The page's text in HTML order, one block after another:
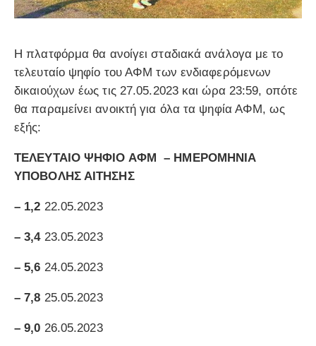
Η πλατφόρμα θα ανοίγει σταδιακά ανάλογα με το
τελευταίο ψηφίο του ΑΦΜ των ενδιαφερόμενων
δικαιούχων έως τις 27.05.2023 και ώρα 23:59, οπότε
θα παραμείνει ανοικτή για όλα τα ψηφία ΑΦΜ, ως
εξής:
ΤΕΛΕΥΤΑΙΟ ΨΗΦΙΟ ΑΦΜ – ΗΜΕΡΟΜΗΝΙΑ
ΥΠΟΒΟΛΗΣ ΑΙΤΗΣΗΣ
– 1,2 22.05.2023
– 3,423.05.2023
– 5,6 24.05.2023
– 7,8 25.05.2023
– 9,0 26.05.2023